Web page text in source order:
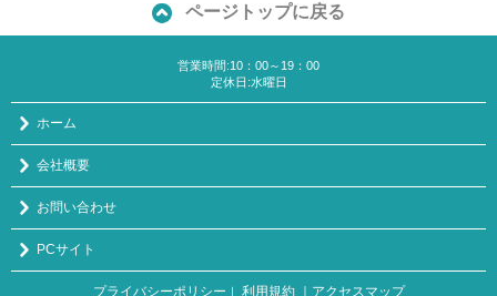
ページトップに戻る
営業時間:10：00～19：00
定休日:水曜日
ホーム
会社概要
お問い合わせ
PCサイト
プライバシーポリシー ｜ 利用規約 ｜アクセスマップ